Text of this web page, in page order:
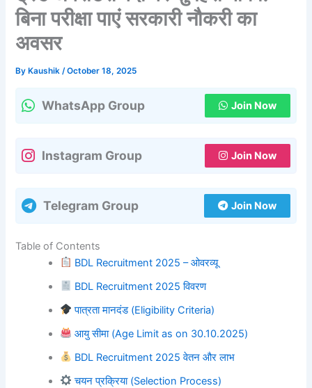
बिना परीक्षा पाएं सरकारी नौकरी का
अवसर
By Kaushik/October 18, 2025
WhatsApp Group Join Now
Instagram Group Join Now
Telegram Group Join Now
Table of Contents
BDL Recruitment 2025 – ओवरव्यू
BDL Recruitment 2025 विवरण
पात्रता मानदंड (Eligibility Criteria)
आयु सीमा (Age Limit as on 30.10.2025)
BDL Recruitment 2025 वेतन और लाभ
चयन प्रक्रिया (Selection Process)